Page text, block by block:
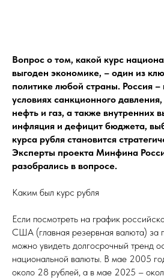
Вопрос о том, какой курс
выгоден экономике, – один из
политике любой страны. Россия
условиях санкционного
нефть и газ, а также внутренних
инфляция и дефицит бюджета,
курса рубля становится
Эксперты проекта Минфина
разобрались в вопросе.
Каким был курс рубля
Если посмотреть на график
США (главная резервная валюта) за
можно увидеть долгосрочный тренд
национальной валюты. В мае 2005
около 28 рублей, а в мае 2025 –